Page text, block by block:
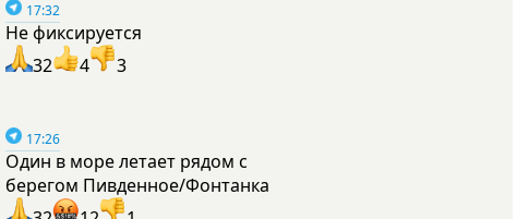
17:32
Не фиксируется
32
4 3
17:26
Один в море летает рядом с
берегом Пивденное/Фонтанка